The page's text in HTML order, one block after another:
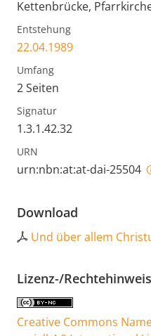
Kettenbrücke,
Entstehung
22.04.1989
Umfang
2 Seiten
Signatur
1.3.1.42.32
URN
urn:nbn:at:at-dai-25504
Download
Und über allem
Lizenz-/Rechtehinweis
Creative Commons